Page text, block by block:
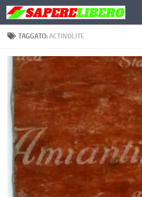
Salta al contenuto
TAGGATO:ACTINOLITE